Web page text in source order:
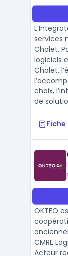
services
Cholet.
logiciels
Cholet,
choix,
de
OKTEO
CMRE
Acteur